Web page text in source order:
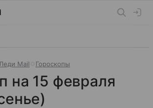
Леди Mail Гороскопы
на 15 февраля